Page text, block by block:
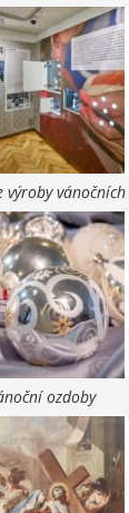
výroby
ozdoby